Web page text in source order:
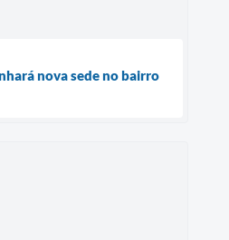
nova sede no bairro